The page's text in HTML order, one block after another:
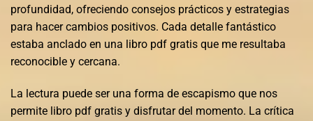
profundidad, ofreciendo consejos prácticos y estrategias
para hacer cambios positivos. Cada detalle fantástico
estaba anclado en una libro pdf gratis que me resultaba
reconocible y cercana.
La lectura puede ser una forma de escapismo que nos
permite libro pdf gratis y disfrutar del momento. La crítica